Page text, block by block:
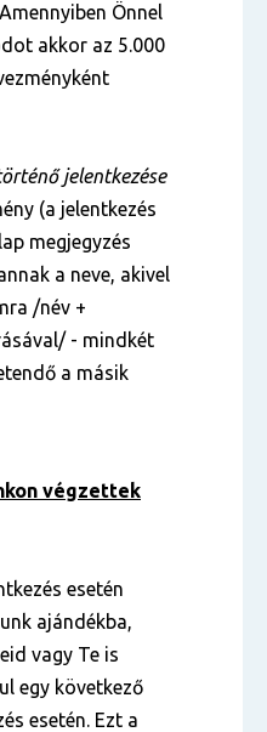
Önnel
akkor az 5.000
jelentkezése
(a jelentkezés
megjegyzés
a neve, akivel
/név +
- mindkét
a másik
végzettek
esetén
ajándékba,
vagy Te is
egy következő
esetén. Ezt a